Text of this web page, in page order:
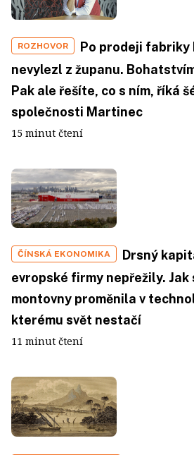
ROZHOVOR
Po prodeji
nevylezl z županu.
Pak ale řešíte, co s ním, říká
společnosti Martinec
15 minut čtení
ČÍNSKÁ EKONOMIKA
Drsný
evropské firmy nepřežily. Jak
montovny proměnila v
kterému svět nestačí
11 minut čtení